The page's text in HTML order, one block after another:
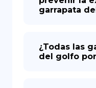
garrapata
¿Todas las
del golfo